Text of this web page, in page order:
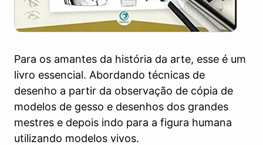
Para os amantes da história da arte, esse é um
livro essencial. Abordando técnicas de
desenho a partir da observação de cópia de
modelos de gesso e desenhos dos grandes
mestres e depois indo para a figura humana
utilizando modelos vivos.